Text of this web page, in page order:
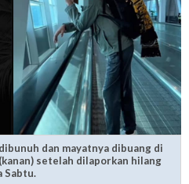
dan mayatnya dibuang di
setelah dilaporkan hilang
Sabtu.